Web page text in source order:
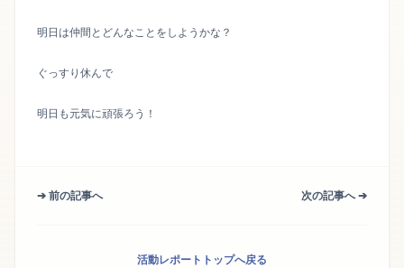
明日は仲間とどんなことをしようかな？
ぐっすり休んで
明日も元気に頑張ろう！
➔ 前の記事へ 次の記事へ ➔
活動レポートトップへ戻る